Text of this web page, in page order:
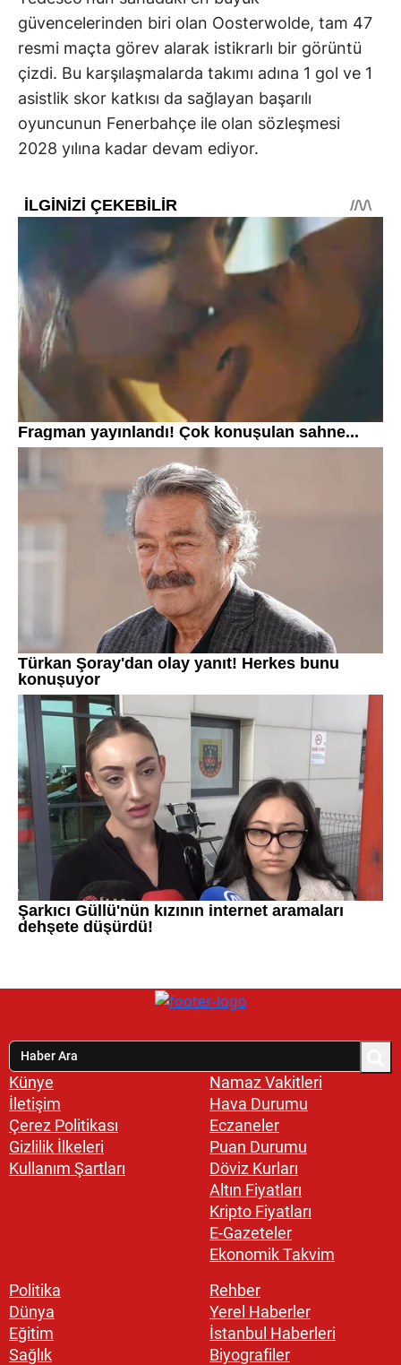
güvencelerinden biri olan Oosterwolde, tam 47
resmi maçta görev alarak istikrarlı bir görüntü
çizdi. Bu karşılaşmalarda takımı adına 1 gol ve 1
asistlik skor katkısı da sağlayan başarılı
oyuncunun Fenerbahçe ile olan sözleşmesi
2028 yılına kadar devam ediyor.
Künye
İletişim
Çerez Politikası
Gizlilik İlkeleri
Kullanım Şartları
Namaz Vakitleri
Hava Durumu
Eczaneler
Puan Durumu
Döviz Kurları
Altın Fiyatları
Kripto Fiyatları
E-Gazeteler
Ekonomik Takvim
Politika
Dünya
Eğitim
Sağlık
Rehber
Yerel Haberler
İstanbul Haberleri
Biyografiler